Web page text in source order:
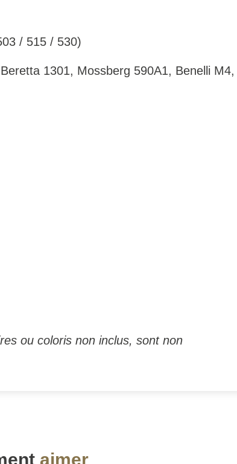
/ 515 / 530)
1301, Mossberg 590A1, Benelli M4,
ou coloris non inclus, sont non
aimer